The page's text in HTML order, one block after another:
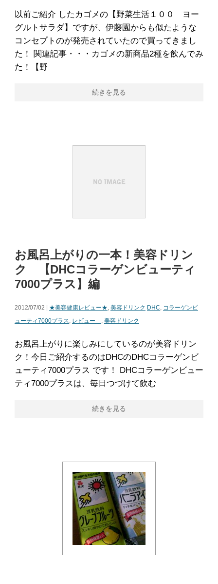
以前ご紹介 したカゴメの【野菜生活１００ ヨー
グルトサラダ】ですが、伊藤園からも似たような
コンセプトのが発売されていたので買ってきまし
た！ 関連記事・・・カゴメの新商品2種を飲んでみ
た！【野
続きを見る
お風呂上がりの一本！美容ドリン
ク 【DHCコラーゲンビューティ
7000プラス】編
2012/07/02 | ★美容健康レビュー★, 美容ドリンク DHC, コラーゲンビ
ューティ7000プラス, レビュー , 美容ドリンク
お風呂上がりに楽しみにしているのが美容ドリン
ク！今日ご紹介するのはDHCのDHCコラーゲンビ
ューティ7000プラス です！ DHCコラーゲンビュー
ティ7000プラスは、毎日つづけて飲む
続きを見る